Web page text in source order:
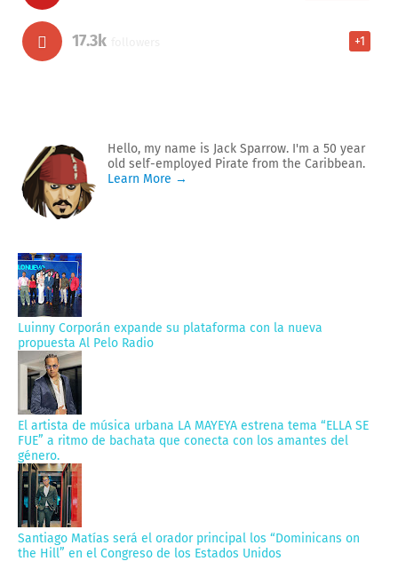
17.3k +1
Hello, my name is Jack Sparrow. I'm a 50 year
old self-employed Pirate from the Caribbean.
Learn More →
Luinny Corporán expande su plataforma con la nueva
propuesta Al Pelo Radio
El artista de música urbana LA MAYEYA estrena tema “ELLA SE
FUE” a ritmo de bachata que conecta con los amantes del
género.
Santiago Matías será el orador principal los “Dominicans on
the Hill” en el Congreso de los Estados Unidos